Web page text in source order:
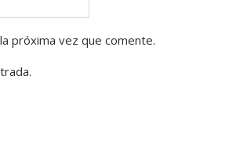
próxima vez que comente.